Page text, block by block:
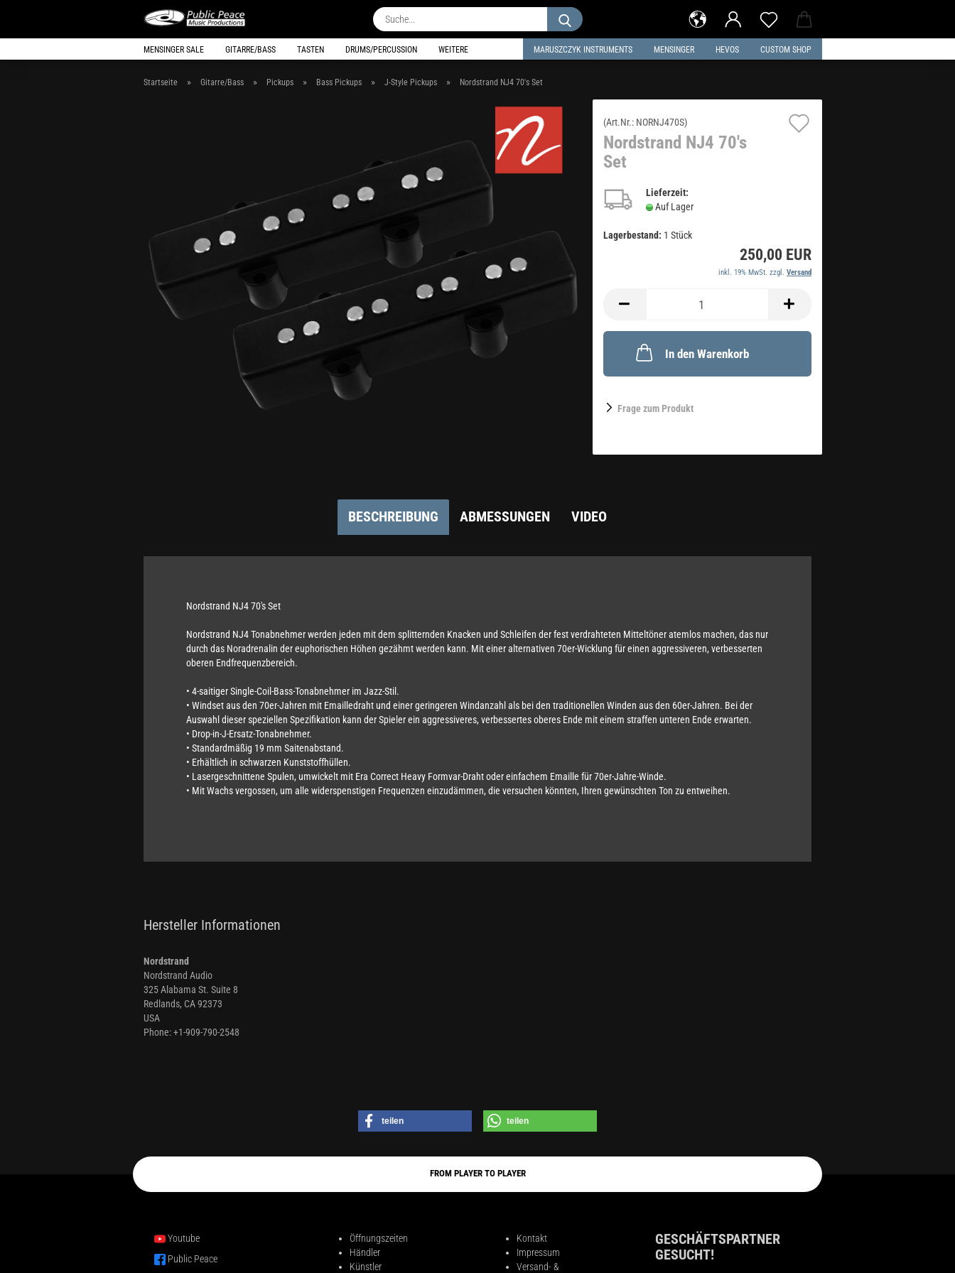
Suche...
MENSINGER SALE GITARRE/BASS TASTEN DRUMS/PERCUSSION MARUSZCZYK INSTRUMENTS MENSINGER HEVOS CUSTOM SHOP
WEITERE
Startseite » Gitarre/Bass » Pickups » Bass Pickups » J-Style Pickups » Nordstrand NJ4 70's Set
(Art.Nr.: NORNJ470S)
Nordstrand NJ4 70's
Set
Lieferzeit:
Auf Lager
Lagerbestand: 1 Stück
250,00 EUR
inkl. 19% MwSt. zzgl. Versand
In den Warenkorb
Frage zum Produkt
BESCHREIBUNG ABMESSUNGEN VIDEO
Nordstrand NJ4 70's Set
Nordstrand NJ4 Tonabnehmer werden jeden mit dem splitternden Knacken und Schleifen der fest verdrahteten Mitteltöner atemlos machen, das nur
durch das Noradrenalin der euphorischen Höhen gezähmt werden kann. Mit einer alternativen 70er-Wicklung für einen aggressiveren, verbesserten
oberen Endfrequenzbereich.
• 4-saitiger Single-Coil-Bass-Tonabnehmer im Jazz-Stil.
• Windset aus den 70er-Jahren mit Emailledraht und einer geringeren Windanzahl als bei den traditionellen Winden aus den 60er-Jahren. Bei der
Auswahl dieser speziellen Spezifikation kann der Spieler ein aggressiveres, verbessertes oberes Ende mit einem straffen unteren Ende erwarten.
• Drop-in-J-Ersatz-Tonabnehmer.
• Standardmäßig 19 mm Saitenabstand.
• Erhältlich in schwarzen Kunststoffhüllen.
• Lasergeschnittene Spulen, umwickelt mit Era Correct Heavy Formvar-Draht oder einfachem Emaille für 70er-Jahre-Winde.
• Mit Wachs vergossen, um alle widerspenstigen Frequenzen einzudämmen, die versuchen könnten, Ihren gewünschten Ton zu entweihen.
Hersteller Informationen
Nordstrand
Nordstrand Audio
325 Alabama St. Suite 8
Redlands, CA 92373
USA
Phone: +1-909-790-2548
teilen teilen
FROM PLAYER TO PLAYER
Youtube
Public Peace
Öffnungszeiten
Händler
Künstler
Kontakt
Impressum
Versand- &
GESCHÄFTSPARTNER
GESUCHT!